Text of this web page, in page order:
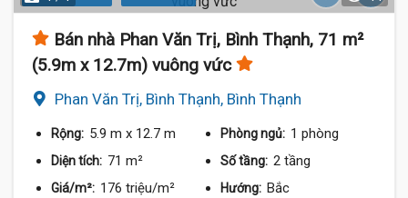
Bán nhà Phan Văn Trị, Bình Thạnh, 71 m²
(5.9m x 12.7m) vuông vức
Phan Văn Trị, Bình Thạnh, Bình Thạnh
Rộng: 5.9 m x 12.7 m Phòng ngủ: 1 phòng
Diện tích: 71 m² Số tầng: 2 tầng
Giá/m²: 176 triệu/m² Hướng: Bắc